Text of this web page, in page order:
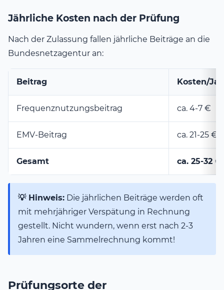
Jährliche Kosten nach der Prüfung
Nach der Zulassung fallen jährliche Beiträge an die
Bundesnetzagentur an:
Beitrag Kosten/
Frequenznutzungsbeitrag ca. 4-7 €
EMV-Beitrag ca. 21-25 €
Gesamt ca. 25-32 €
💡 Hinweis: Die jährlichen Beiträge werden oft
mit mehrjähriger Verspätung in Rechnung
gestellt. Nicht wundern, wenn erst nach 2-3
Jahren eine Sammelrechnung kommt!
Prüfungsorte der